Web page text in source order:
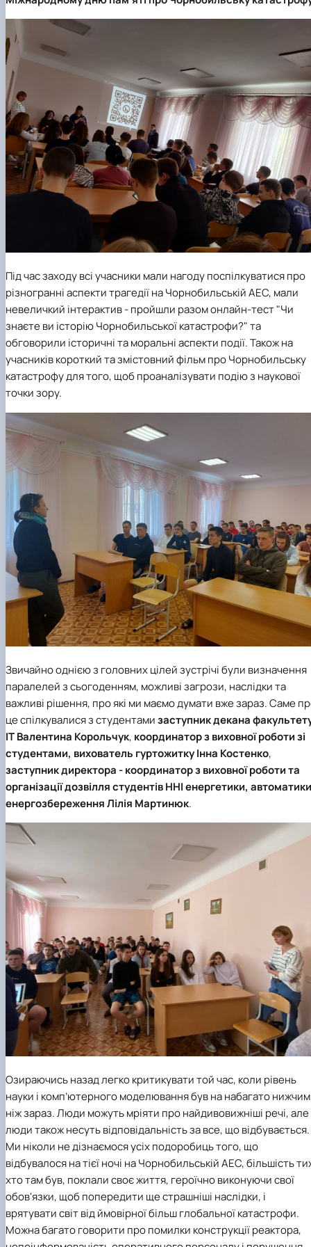
Під час заходу всі учасники мали нагоду поспілкуватися про
різногранні аспекти трагедії на Чорнобильській АЕС, мали
невеличкий інтерактив - пройшли разом онлайн-тест "Чи
знаєте ви історію Чорнобильської катастрофи?" та
обговорили історичні та моральні аспекти події. Також на
учасників короткий та змістовний фільм про Чорнобильську
катастрофу для того, щоб проаналізувати подію з наукової
точки зору.
Звичайно однією з головних цілей зустрічі були визначення
паралелей з сьогоденням, можливі загрози, наслідки та
важливі рішення, про які ми маємо думати вже зараз. Саме
це спілкувалися з студентамизаступник декана
ІТВалентина Корольчук, координатор з виховної роботи зі
студентами, вихователь гуртожиткуІнна Костенко,
заступник директора - координатор з виховної роботи та
організації дозвілля студентів ННІ енергетики, автоматики
енергозбереженняЛілія Мартинюк.
Озираючись назад легко критикувати той час, коли рівень
науки і комп’ютерного моделювання був на набагато
ніж зараз. Люди можуть мріяти про найдивовижніші речі, але
люди також несуть відповідальність за все, що відбувається.
Ми ніколи не дізнаємося усіх подоробиць того, що
відбувалося на тієї ночі на Чорнобильській АЕС, більшість
хто там був, поклали своє життя, героїчно виконуючи свої
обов'язки, щоб попередити ще страшніші наслідки, і
врятувати світ від ймовірної більш глобальної катастрофи.
Можна багато говорити про помилки конструкції реактора,